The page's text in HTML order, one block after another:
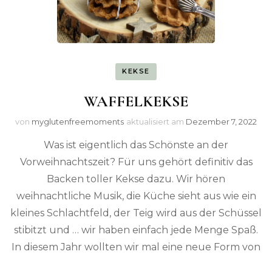
KEKSE
WAFFELKEKSE
von myglutenfreemoments aktualisiert am Dezember 7, 2022
Was ist eigentlich das Schönste an der
Vorweihnachtszeit? Für uns gehört definitiv das
Backen toller Kekse dazu. Wir hören
weihnachtliche Musik, die Küche sieht aus wie ein
kleines Schlachtfeld, der Teig wird aus der Schüssel
stibitzt und … wir haben einfach jede Menge Spaß.
In diesem Jahr wollten wir mal eine neue Form von